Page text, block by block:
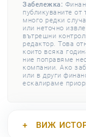
Забележка:
публикуваните
много редки
или неточно
вътрешни
редактор. Това
които всяка
ние поправяме
компании. Ако
или в други
ескалираме
ВИЖ